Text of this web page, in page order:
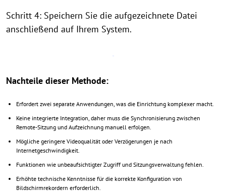
Schritt 4: Speichern Sie die aufgezeichnete Datei
anschließend auf Ihrem System.
Nachteile dieser Methode:
Erfordert zwei separate Anwendungen, was die Einrichtung komplexer macht.
Keine integrierte Integration, daher muss die Synchronisierung zwischen
Remote-Sitzung und Aufzeichnung manuell erfolgen.
Mögliche geringere Videoqualität oder Verzögerungen je nach
Internetgeschwindigkeit.
Funktionen wie unbeaufsichtigter Zugriff und Sitzungsverwaltung fehlen.
Erhöhte technische Kenntnisse für die korrekte Konfiguration von
Bildschirmrekordern erforderlich.